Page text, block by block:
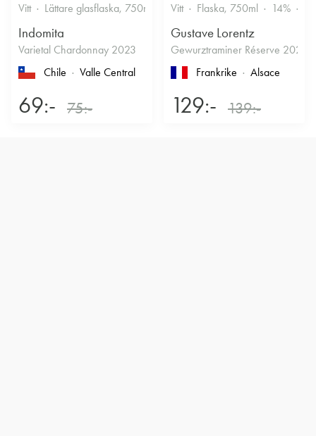
Vitt Lättare glasflaska, 750ml 12.5% Friskt & Fruktigt
Indomita
Varietal Chardonnay 2023
Chile
Valle Central
69:- 75:-
Vitt Flaska, 750ml 14%
Gustave Lorentz
Gewurztraminer Réserve 2025
Frankrike
Alsace
129:- 139:-